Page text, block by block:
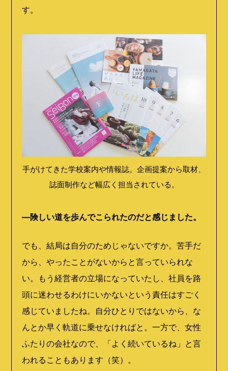
す。
手がけてきた学校案内や情報誌。企画提案から取材、
誌面制作など幅広く担当されている。
―険しい道を歩んでこられたのだと感じました。
でも、結局は自分のためじゃないですか。苦手だ
から、やったことがないからと言っていられな
い。もう経営者の立場になっていたし、社員を路
頭に迷わせるわけにいかないという責任はすごく
感じていましたね。自分ひとりではないから、な
んとか早く軌道に乗せなければと。一方で、女性
ふたりの会社なので、「よく続いているね」と言
われることもあります（笑）。